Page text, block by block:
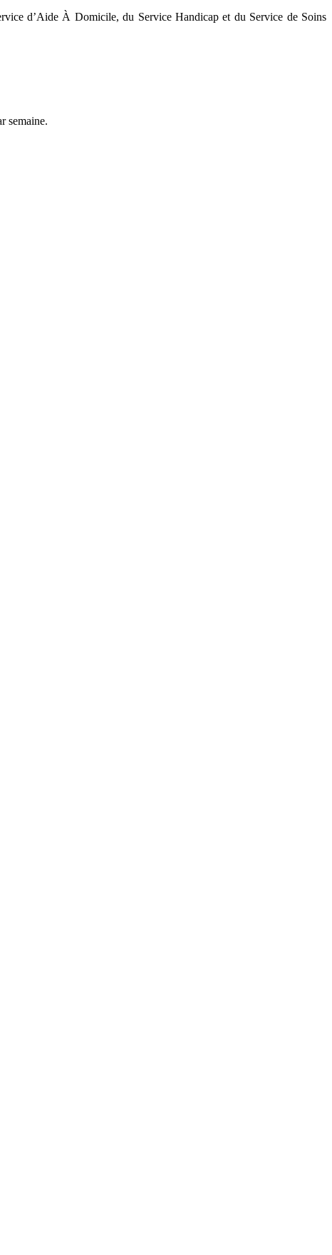
d’Aide À Domicile, du Service Handicap et du Service de Soins
semaine.